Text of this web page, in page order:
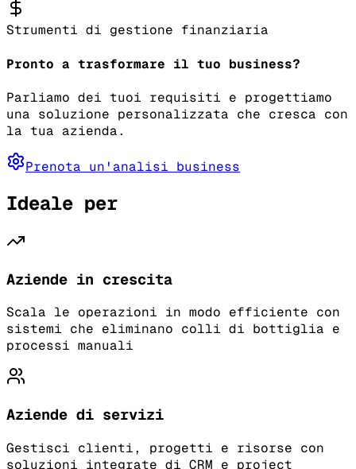
Strumenti di gestione finanziaria
Pronto a trasformare il tuo business?
Parliamo dei tuoi requisiti e progettiamo
una soluzione personalizzata che cresca con
la tua azienda.
Prenota un'analisi business
Ideale per
Aziende in crescita
Scala le operazioni in modo efficiente con
sistemi che eliminano colli di bottiglia e
processi manuali
Aziende di servizi
Gestisci clienti, progetti e risorse con
soluzioni integrate di CRM e project